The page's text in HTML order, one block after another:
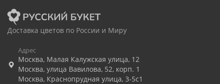
Доставка цветов по России и Миру
Адрес
Москва, Малая Калужская улица, 12
Москва, улица Вавилова, 52, корп. 1
Москва, Краснопрудная улица, 3-5с1